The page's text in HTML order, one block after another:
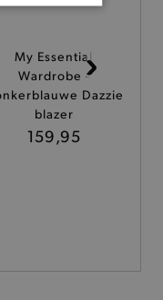
My Essential
Wardrobe -
Dazzie
blazer
159,95